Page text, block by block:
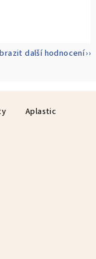
další hodnocení
Aplastic